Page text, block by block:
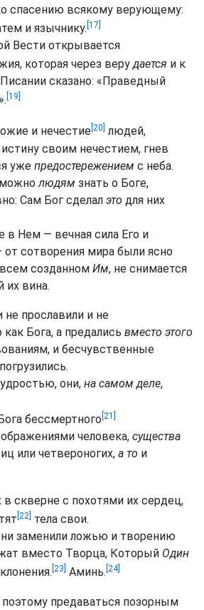
спасению всякому верующему:
и язычнику. [17]
Вести открывается
которая через верудается и к
сказано: « Праведный
». [19]
и нечестие [20] людей,
своим нечестием, гнев
уже предостережением с неба.
людям знать о Боге,
Сам Бог сделал это для них
в Нем — вечная сила Его и
сотворения мира были ясно
созданном Им, не снимается
их вина.
не прославили и не
как Бога, а предались вместо этого
и бесчувственные
они, на самом деле,
бессмертного [21]
человека, существа
или четвероногих, а то и
скверне с похотями их сердец,
[22] тела свои.
заменили ложью и творению
вместо Творца, Который Один
[23] Аминь. [24]
поэтому предаваться позорным